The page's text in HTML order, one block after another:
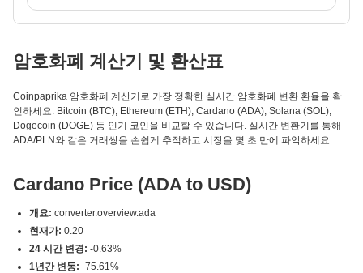
암호화폐 계산기 및 환산표
Coinpaprika 암호화폐 계산기로 가장 정확한 실시간 암호화폐 변환 환율을 확
인하세요. Bitcoin (BTC), Ethereum (ETH), Cardano (ADA), Solana (SOL),
Dogecoin (DOGE) 등 인기 코인을 비교할 수 있습니다. 실시간 변환기를 통해
ADA/PLN와 같은 거래쌍을 손쉽게 추적하고 시장을 몇 초 만에 파악하세요.
Cardano Price (ADA to USD)
개요: converter.overview.ada
현재가: 0.20
24 시간 변경: -0.63%
1년간 변동: -75.61%